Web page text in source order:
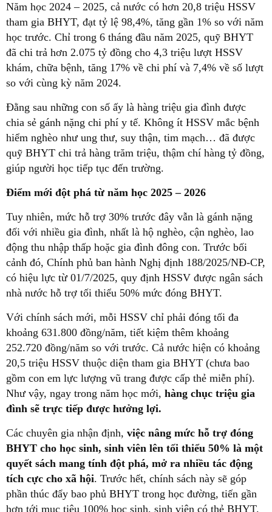
Năm học 2024 – 2025, cả nước có hơn 20,8 triệu HSSV
tham gia BHYT, đạt tỷ lệ 98,4%, tăng gần 1% so với năm
học trước. Chỉ trong 6 tháng đầu năm 2025, quỹ BHYT
đã chi trả hơn 2.075 tỷ đồng cho 4,3 triệu lượt HSSV
khám, chữa bệnh, tăng 17% về chi phí và 7,4% về số lượt
so với cùng kỳ năm 2024.
Đằng sau những con số ấy là hàng triệu gia đình được
chia sẻ gánh nặng chi phí y tế. Không ít HSSV mắc bệnh
hiểm nghèo như ung thư, suy thận, tim mạch… đã được
quỹ BHYT chi trả hàng trăm triệu, thậm chí hàng tỷ đồng,
giúp người học tiếp tục đến trường.
Điểm mới đột phá từ năm học 2025 – 2026
Tuy nhiên, mức hỗ trợ 30% trước đây vẫn là gánh nặng
đối với nhiều gia đình, nhất là hộ nghèo, cận nghèo, lao
động thu nhập thấp hoặc gia đình đông con. Trước bối
cảnh đó, Chính phủ ban hành Nghị định 188/2025/NĐ-CP,
có hiệu lực từ 01/7/2025, quy định HSSV được ngân sách
nhà nước hỗ trợ tối thiểu 50% mức đóng BHYT.
Với chính sách mới, mỗi HSSV chỉ phải đóng tối đa
khoảng 631.800 đồng/năm, tiết kiệm thêm khoảng
252.720 đồng/năm so với trước. Cả nước hiện có khoảng
20,5 triệu HSSV thuộc diện tham gia BHYT (chưa bao
gồm con em lực lượng vũ trang được cấp thẻ miễn phí).
Như vậy, ngay trong năm học mới, hàng chục triệu gia
đình sẽ trực tiếp được hưởng lợi.
Các chuyên gia nhận định, việc nâng mức hỗ trợ đóng
BHYT cho học sinh, sinh viên lên tối thiểu 50% là một
quyết sách mang tính đột phá, mở ra nhiều tác động
tích cực cho xã hội. Trước hết, chính sách này sẽ góp
phần thúc đẩy bao phủ BHYT trong học đường, tiến gần
hơn tới mục tiêu 100% học sinh, sinh viên có thẻ BHYT.